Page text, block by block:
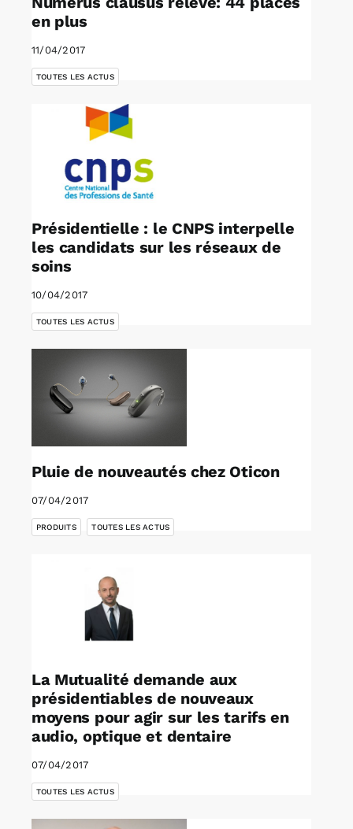
en plus
11/04/2017
TOUTES LES ACTUS
Présidentielle : le CNPS interpelle
les candidats sur les réseaux de
soins
10/04/2017
TOUTES LES ACTUS
Pluie de nouveautés chez Oticon
07/04/2017
PRODUITS
,
TOUTES LES ACTUS
La Mutualité demande aux
présidentiables de nouveaux
moyens pour agir sur les tarifs en
audio, optique et dentaire
07/04/2017
TOUTES LES ACTUS